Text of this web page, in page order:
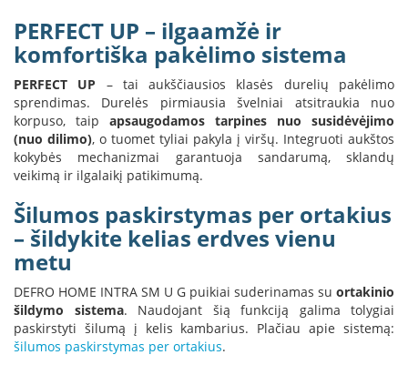
i
a
i
O
r
t
a
k
i
i
i
r
į
r
a
n
g
a
PERFECT UP – ilgaamžė ir
komfortiška pakėlimo sistema
PERFECT UP – tai aukščiausios klasės durelių pakėlimo
sprendimas. Durelės pirmiausia švelniai atsitraukia nuo
korpuso, taip apsaugodamos tarpines nuo susidėvėjimo
(nuo dilimo), o tuomet tyliai pakyla į viršų. Integruoti aukštos
kokybės mechanizmai garantuoja sandarumą, sklandų
veikimą ir ilgalaikį patikimumą.
Šilumos paskirstymas per ortakius
– šildykite kelias erdves vienu
metu
DEFRO HOME INTRA SM U G puikiai suderinamas su ortakinio
šildymo sistema. Naudojant šią funkciją galima tolygiai
paskirstyti šilumą į kelis kambarius. Plačiau apie sistemą:
šilumos paskirstymas per ortakius.